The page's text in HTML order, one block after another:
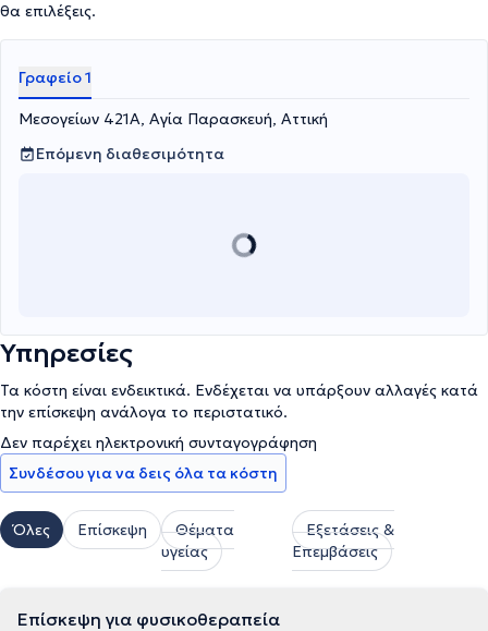
θα επιλέξεις.
Γραφείο 1
Μεσογείων 421Α, Αγία Παρασκευή, Αττική
Επόμενη διαθεσιμότητα
Υπηρεσίες
Τα κόστη είναι ενδεικτικά. Ενδέχεται να υπάρξουν αλλαγές κατά
την επίσκεψη ανάλογα το περιστατικό.
Δεν παρέχει ηλεκτρονική συνταγογράφηση
Συνδέσου για να δεις όλα τα κόστη
Όλες Επίσκεψη
Θέματα
υγείας
Εξετάσεις &
Επεμβάσεις
Επίσκεψη για φυσικοθεραπεία